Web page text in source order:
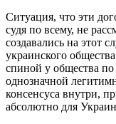
Ситуация, что эти
судя по всему, не
создавались на этот
украинского
спиной у общества
однозначной
консенсуса внутри,
абсолютно для